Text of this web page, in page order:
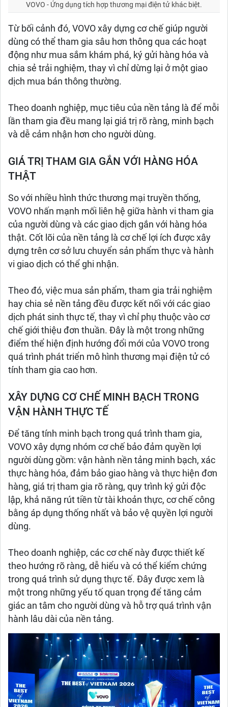
VOVO - Ứng dụng tích hợp thương mại điện tử khác biệt.
Từ bối cảnh đó, VOVO xây dựng cơ chế giúp người
dùng có thể tham gia sâu hơn thông qua các hoạt
động như mua sắm khám phá, ký gửi hàng hóa và
chia sẻ trải nghiệm, thay vì chỉ dừng lại ở một giao
dịch mua bán thông thường.
Theo doanh nghiệp, mục tiêu của nền tảng là để mỗi
lần tham gia đều mang lại giá trị rõ ràng, minh bạch
và dễ cảm nhận hơn cho người dùng.
GIÁ TRỊ THAM GIA GẮN VỚI HÀNG HÓA
THẬT
So với nhiều hình thức thương mại truyền thống,
VOVO nhấn mạnh mối liên hệ giữa hành vi tham gia
của người dùng và các giao dịch gắn với hàng hóa
thật. Cốt lõi của nền tảng là cơ chế lợi ích được xây
dựng trên cơ sở lưu chuyển sản phẩm thực và hành
vi giao dịch có thể ghi nhận.
Theo đó, việc mua sản phẩm, tham gia trải nghiệm
hay chia sẻ nền tảng đều được kết nối với các giao
dịch phát sinh thực tế, thay vì chỉ phụ thuộc vào cơ
chế giới thiệu đơn thuần. Đây là một trong những
điểm thể hiện định hướng đổi mới của VOVO trong
quá trình phát triển mô hình thương mại điện tử có
tính tham gia cao hơn.
XÂY DỰNG CƠ CHẾ MINH BẠCH TRONG
VẬN HÀNH THỰC TẾ
Để tăng tính minh bạch trong quá trình tham gia,
VOVO xây dựng nhóm cơ chế bảo đảm quyền lợi
người dùng gồm: vận hành nền tảng minh bạch, xác
thực hàng hóa, đảm bảo giao hàng và thực hiện đơn
hàng, giá trị tham gia rõ ràng, quy trình ký gửi độc
lập, khả năng rút tiền từ tài khoản thực, cơ chế công
bằng áp dụng thống nhất và bảo vệ quyền lợi người
dùng.
Theo doanh nghiệp, các cơ chế này được thiết kế
theo hướng rõ ràng, dễ hiểu và có thể kiểm chứng
trong quá trình sử dụng thực tế. Đây được xem là
một trong những yếu tố quan trọng để tăng cảm
giác an tâm cho người dùng và hỗ trợ quá trình vận
hành lâu dài của nền tảng.